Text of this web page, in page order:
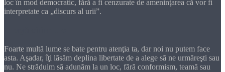
loc în mod democratic, fără a fi cenzurate de ameninţarea că vor fi
interpretate ca „discurs al urii”.
Foarte multă lume se bate pentru atenţia ta, dar noi nu putem face
asta. Aşadar, îţi lăsăm deplina libertate de a alege să ne urmăreşti sau
nu. Ne străduim să adunăm la un loc, fără conformism, teamă sau